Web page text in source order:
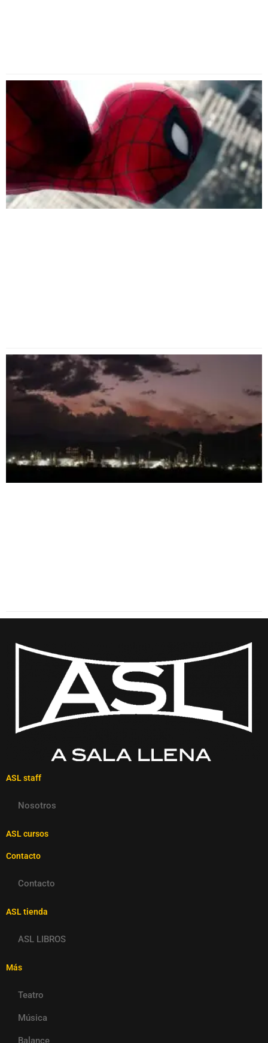
ASL staff
Nosotros
ASL cursos
Contacto
Contacto
ASL tienda
ASL LIBROS
Más
Teatro
Música
Balance